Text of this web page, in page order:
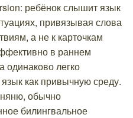
ребёнок слышит язык
привязывая слова
а не к карточкам
в раннем
одинаково легко
как привычную среду.
обычно
билингвальное